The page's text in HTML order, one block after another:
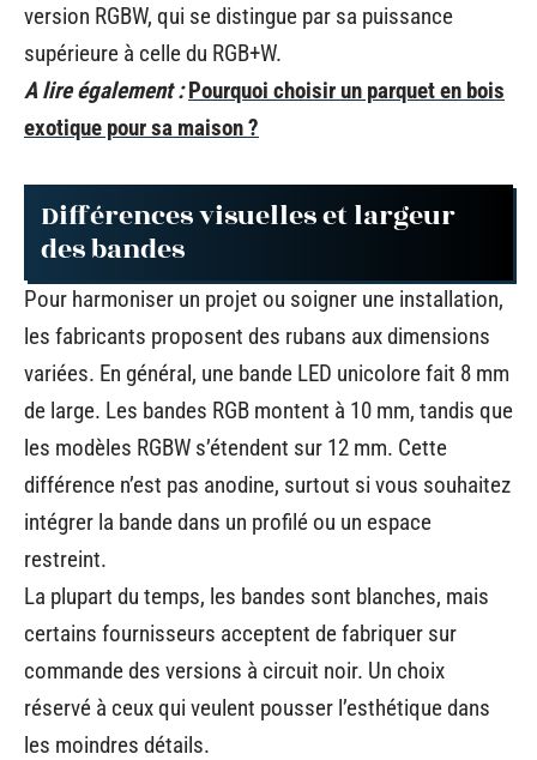
version RGBW, qui se distingue par sa puissance
supérieure à celle du RGB+W.
A lire également : Pourquoi choisir un parquet en bois
exotique pour sa maison ?
Différences visuelles et largeur
des bandes
Pour harmoniser un projet ou soigner une installation,
les fabricants proposent des rubans aux dimensions
variées. En général, une bande LED unicolore fait 8 mm
de large. Les bandes RGB montent à 10 mm, tandis que
les modèles RGBW s’étendent sur 12 mm. Cette
différence n’est pas anodine, surtout si vous souhaitez
intégrer la bande dans un profilé ou un espace
restreint.
La plupart du temps, les bandes sont blanches, mais
certains fournisseurs acceptent de fabriquer sur
commande des versions à circuit noir. Un choix
réservé à ceux qui veulent pousser l’esthétique dans
les moindres détails.